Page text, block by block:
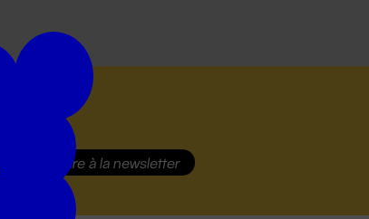
S'inscrire à la newsletter